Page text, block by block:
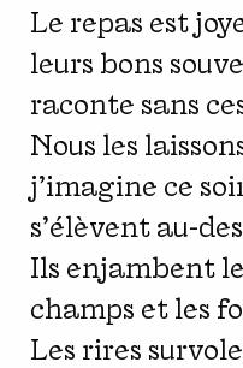
Le repas est
leurs bons
raconte sans
Nous les
j’imagine ce
s’élèvent au-
Ils enjambent
champs et les
Les rires